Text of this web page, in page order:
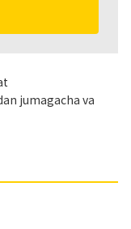
jumagacha va